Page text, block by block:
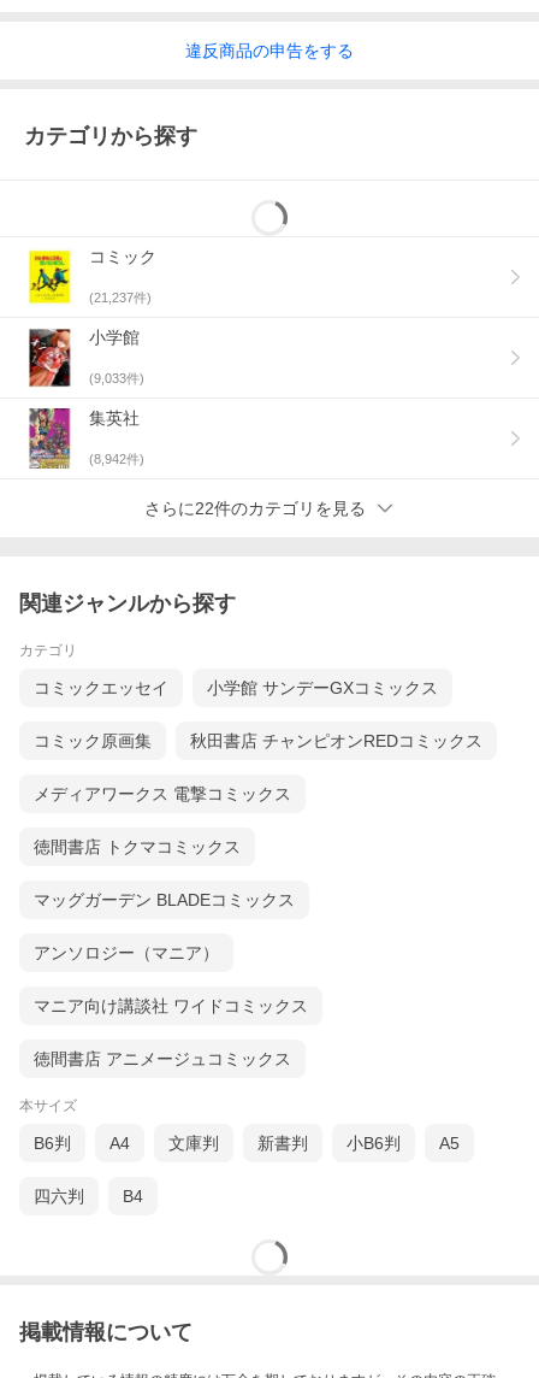
違反商品の申告をする
カテゴリから探す
コミック
(21,237件)
小学館
(9,033件)
集英社
(8,942件)
さらに22件のカテゴリを見る
関連ジャンルから探す
カテゴリ
コミックエッセイ 小学館 サンデーGXコミックス
コミック原画集 秋田書店 チャンピオンREDコミックス
メディアワークス 電撃コミックス
徳間書店 トクマコミックス
マッグガーデン BLADEコミックス
アンソロジー（マニア）
マニア向け講談社 ワイドコミックス
徳間書店 アニメージュコミックス
本サイズ
B6判 A4 文庫判 新書判 小B6判 A5
四六判 B4
掲載情報について